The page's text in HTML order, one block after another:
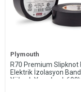
Plymouth
R70 Premium Slipknot
Elektrik İzolasyon
Yüksek Yapışkanlı